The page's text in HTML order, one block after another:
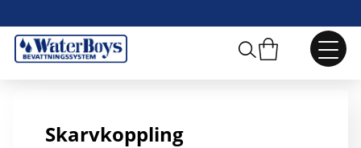
16 mm Skarvkoppling
Skarvkoppling